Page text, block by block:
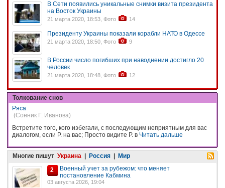
В Сети появились уникальные снимки визита президента
на Восток Украины
21 марта 2020, 18:53, Фото 14
Президенту Украины показали корабли НАТО в Одессе
21 марта 2020, 18:50, Фото 9
В России число погибших при наводнении достигло 20
человек
21 марта 2020, 18:48, Фото 12
Толкование снов
Ряса
(Сонник Г. Иванова)
Встретите того, кого избегали, с последующим неприятным для вас
диалогом, если Р. на вас; Просто видите Р. в Читать дальше
Многие пишут Украина Россия
Мир
2
Военный учет за рубежом: что меняет
постановление Кабмина
03 августа 2026, 19:04